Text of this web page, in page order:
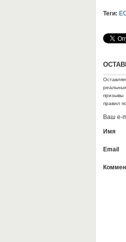
Теги:
призывы
правил
Ваш e-
Имя
Email